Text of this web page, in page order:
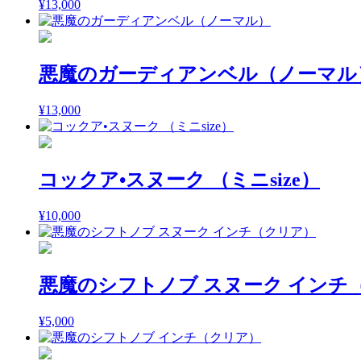
¥13,000
悪魔のガーディアンベル（ノーマル
¥13,000
コックア•スヌーク （ミニsize）
¥10,000
悪魔のシフトノブ スヌーク インチ
¥5,000